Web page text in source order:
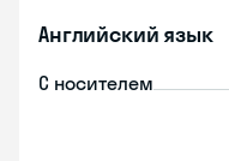
Английский язык
С носителем